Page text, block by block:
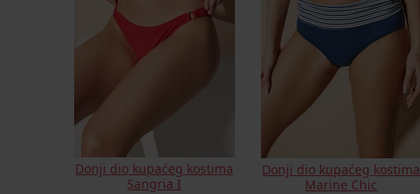
Donji dio kupaćeg kostima
Sangria I
Donji dio kupaćeg kostima
Marine Chic